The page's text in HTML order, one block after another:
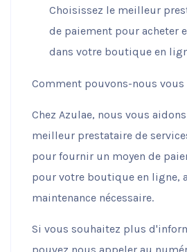
Choisissez le meilleur
de paiement pour acheter
dans votre boutique en
Comment pouvons-nous vous
Chez Azulae, nous vous
meilleur prestataire de
pour fournir un moyen de
pour votre boutique en ligne,
maintenance nécessaire.
Si vous souhaitez plus